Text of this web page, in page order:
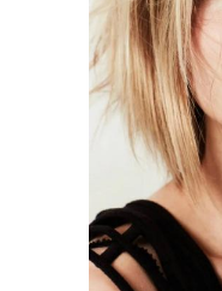
Укладки от
профессионалов